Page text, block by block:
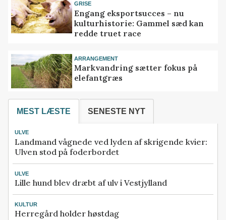
GRISE
Engang eksportsucces – nu
kulturhistorie: Gammel sæd kan
redde truet race
ARRANGEMENT
Markvandring sætter fokus på
elefantgræs
MEST LÆSTE SENESTE NYT
ULVE
Landmand vågnede ved lyden af skrigende kvier:
Ulven stod på foderbordet
ULVE
Lille hund blev dræbt af ulv i Vestjylland
KULTUR
Herregård holder høstdag